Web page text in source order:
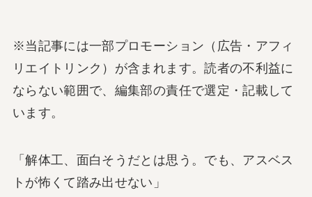
※当記事には一部プロモーション（広告・アフィ
リエイトリンク）が含まれます。読者の不利益に
ならない範囲で、編集部の責任で選定・記載して
います。
「解体工、面白そうだとは思う。でも、アスベス
トが怖くて踏み出せない」